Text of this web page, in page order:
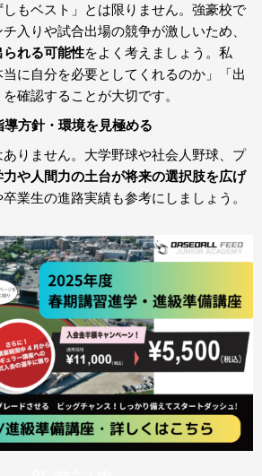
しもベスト」とは限りません。強豪校で
入りや試合出場の競争が激しいため、
られる可能性をよく考えましょう。私
に自分を必要としてくれるのか」「出
確認することが大切です。
方針・環境を見極める
りません。大学野球や社会人野球、プ
力や人間力の土台が将来の選択肢を広げ
業生の進路実績も参考にしましょう。